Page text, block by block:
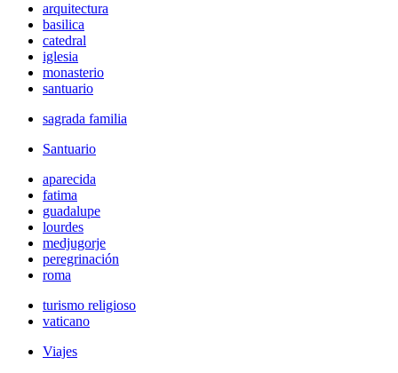
arquitectura
basilica
catedral
iglesia
monasterio
santuario
sagrada familia
Santuario
aparecida
fatima
guadalupe
lourdes
medjugorje
peregrinación
roma
turismo religioso
vaticano
Viajes